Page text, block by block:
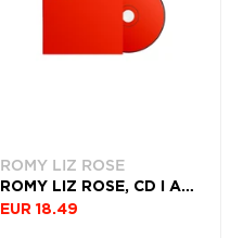
ROMY LIZ ROSE
ROMY LIZ ROSE, CD I AM JUNE
EUR 18.49